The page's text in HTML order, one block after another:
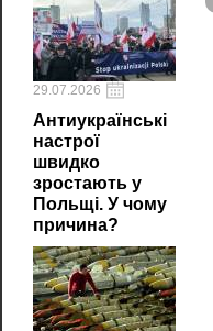
29.07.2026
Антиукраїнські
настрої
швидко
зростають у
Польщі. У чому
причина?